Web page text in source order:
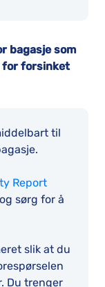
bagasje som
for forsinket
til
Report
sørg for å
slik at du
Du trenger